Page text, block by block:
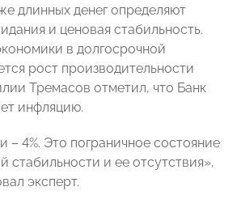
длинных денег определяют
и ценовая стабильность.
в долгосрочной
рост производительности
Тремасов отметил, что Банк
инфляцию.
– 4%. Это пограничное состояние
стабильности и ее отсутствия»,
эксперт.